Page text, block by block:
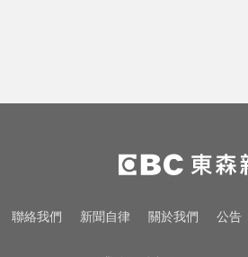
率曝 一縣市達59％
TPBL／林庭謙重磅加盟戰
追3000特報喊：不加班了
白海豚進逼沖繩鹿兒島 強
聯絡我們 新聞自律 關於我們 公告